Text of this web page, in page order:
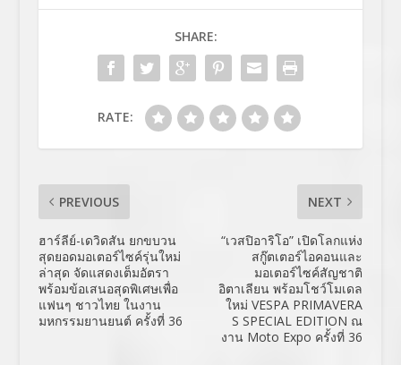
SHARE:
RATE:
PREVIOUS
ฮาร์ลีย์-เดวิดสัน ยกขบวน
สุดยอดมอเตอร์ไซค์รุ่นใหม่
ล่าสุด จัดแสดงเต็มอัตรา
พร้อมข้อเสนอสุดพิเศษเพื่อ
แฟนๆ ชาวไทย ในงาน
มหกรรมยานยนต์ ครั้งที่ 36
NEXT
“เวสปิอาริโอ” เปิดโลกแห่ง
สกู๊ตเตอร์ไอคอนและ
มอเตอร์ไซค์สัญชาติ
อิตาเลียน พร้อมโชว์โมเดล
ใหม่ VESPA PRIMAVERA
S SPECIAL EDITION ณ
งาน Moto Expo ครั้งที่ 36